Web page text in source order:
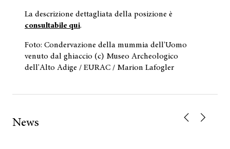
La descrizione dettagliata della posizione è
consultabile qui.
Foto: Condervazione della mummia dell'Uomo
venuto dal ghiaccio (c) Museo Archeologico
dell'Alto Adige / EURAC / Marion Lafogler
News